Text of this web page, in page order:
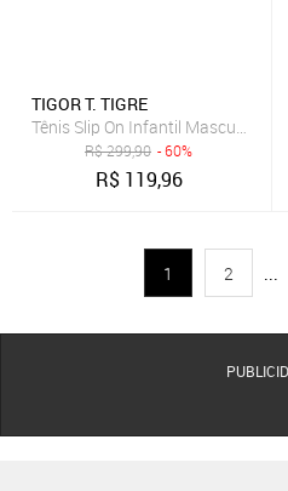
TIGOR T. TIGRE
Tênis Slip On Infantil Masculino
R$299,90 - 60%
R$ 119,96
1 2 ...